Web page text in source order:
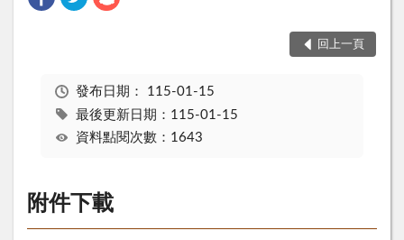
回上一頁
發布日期： 115-01-15
最後更新日期：115-01-15
資料點閱次數：1643
附件下載